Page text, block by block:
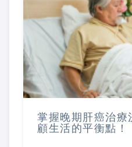
掌握晚期肝癌治療
顧生活的平衡點！